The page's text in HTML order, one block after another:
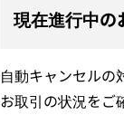
現在進行中の
自動キャンセルの
お取引の状況をご